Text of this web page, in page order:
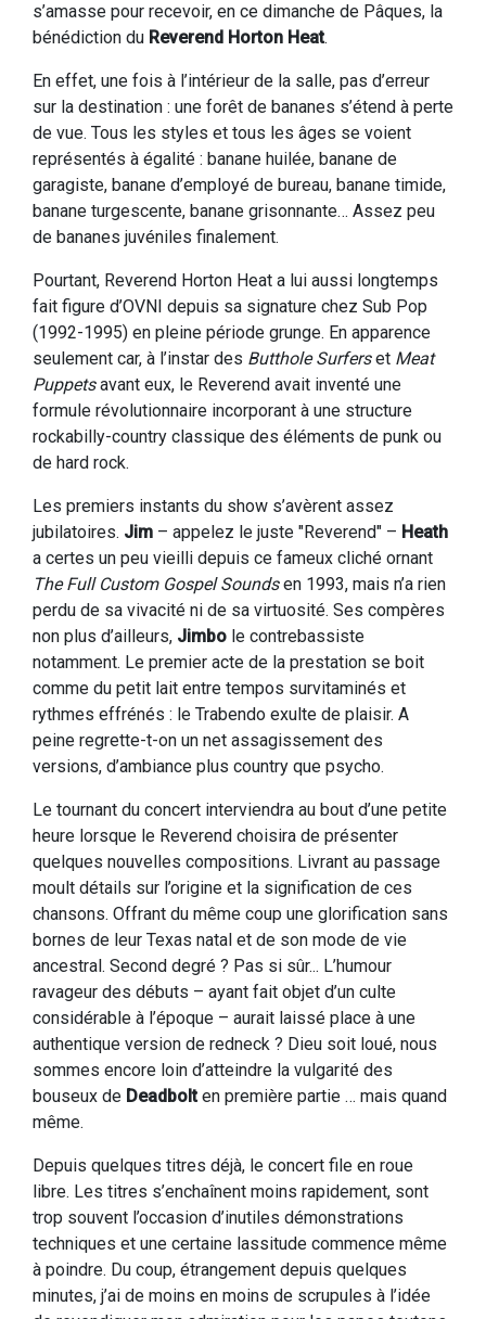
s’amasse pour recevoir, en ce dimanche de Pâques, la
bénédiction du Reverend Horton Heat.
En effet, une fois à l’intérieur de la salle, pas d’erreur
sur la destination : une forêt de bananes s’étend à perte
de vue. Tous les styles et tous les âges se voient
représentés à égalité : banane huilée, banane de
garagiste, banane d’employé de bureau, banane timide,
banane turgescente, banane grisonnante… Assez peu
de bananes juvéniles finalement.
Pourtant, Reverend Horton Heat a lui aussi longtemps
fait figure d’OVNI depuis sa signature chez Sub Pop
(1992-1995) en pleine période grunge. En apparence
seulement car, à l’instar des Butthole Surferset Meat
Puppetsavant eux, le Reverend avait inventé une
formule révolutionnaire incorporant à une structure
rockabilly-country classique des éléments de punk ou
de hard rock.
Les premiers instants du show s’avèrent assez
jubilatoires. Jim – appelez le juste "Reverend" – Heath
a certes un peu vieilli depuis ce fameux cliché ornant
The Full Custom Gospel Soundsen 1993, mais n’a rien
perdu de sa vivacité ni de sa virtuosité. Ses compères
non plus d’ailleurs, Jimbo le contrebassiste
notamment. Le premier acte de la prestation se boit
comme du petit lait entre tempos survitaminés et
rythmes effrénés : le Trabendo exulte de plaisir. A
peine regrette-t-on un net assagissement des
versions, d’ambiance plus country que psycho.
Le tournant du concert interviendra au bout d’une petite
heure lorsque le Reverend choisira de présenter
quelques nouvelles compositions. Livrant au passage
moult détails sur l’origine et la signification de ces
chansons. Offrant du même coup une glorification sans
bornes de leur Texas natal et de son mode de vie
ancestral. Second degré ? Pas si sûr... L’humour
ravageur des débuts – ayant fait objet d’un culte
considérable à l’époque – aurait laissé place à une
authentique version de redneck ? Dieu soit loué, nous
sommes encore loin d’atteindre la vulgarité des
bouseux de Deadbolten première partie … mais quand
même.
Depuis quelques titres déjà, le concert file en roue
libre. Les titres s’enchaînent moins rapidement, sont
trop souvent l’occasion d’inutiles démonstrations
techniques et une certaine lassitude commence même
à poindre. Du coup, étrangement depuis quelques
minutes, j’ai de moins en moins de scrupules à l’idée